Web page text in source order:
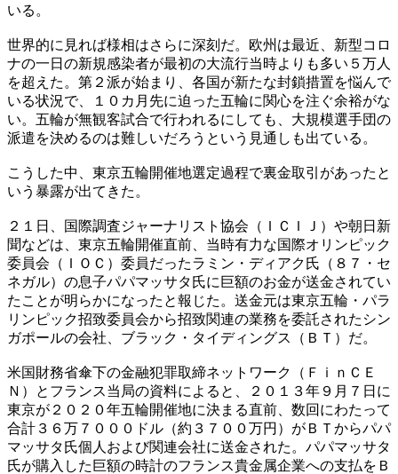
いる。
世界的に見れば様相はさらに深刻だ。欧州は最近、新型コロ
ナの一日の新規感染者が最初の大流行当時よりも多い５万人
を超えた。第２派が始まり、各国が新たな封鎖措置を悩んで
いる状況で、１０カ月先に迫った五輪に関心を注ぐ余裕がな
い。五輪が無観客試合で行われるにしても、大規模選手団の
派遣を決めるのは難しいだろうという見通しも出ている。
こうした中、東京五輪開催地選定過程で裏金取引があったと
いう暴露が出てきた。
２１日、国際調査ジャーナリスト協会（ＩＣＩＪ）や朝日新
聞などは、東京五輪開催直前、当時有力な国際オリンピック
委員会（ＩＯＣ）委員だったラミン・ディアク氏（８７・セ
ネガル）の息子パパマッサタ氏に巨額のお金が送金されてい
たことが明らかになったと報じた。送金元は東京五輪・パラ
リンピック招致委員会から招致関連の業務を委託されたシン
ガポールの会社、ブラック・タイディングス（ＢＴ）だ。
米国財務省傘下の金融犯罪取締ネットワーク（ＦｉｎＣＥ
Ｎ）とフランス当局の資料によると、２０１３年９月７日に
東京が２０２０年五輪開催地に決まる直前、数回にわたって
合計３６万７０００ドル（約３７００万円）がＢＴからパパ
マッサタ氏個人および関連会社に送金された。パパマッサタ
氏が購入した巨額の時計のフランス貴金属企業への支払をＢ